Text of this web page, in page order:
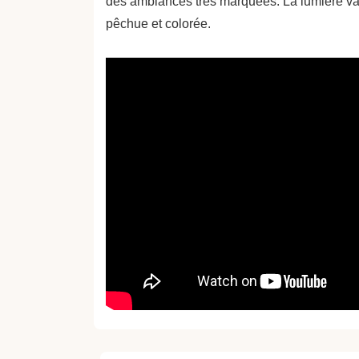
pêchue et colorée.